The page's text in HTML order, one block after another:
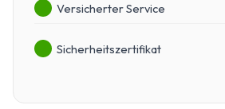
Versicherter Service
Sicherheitszertifikat